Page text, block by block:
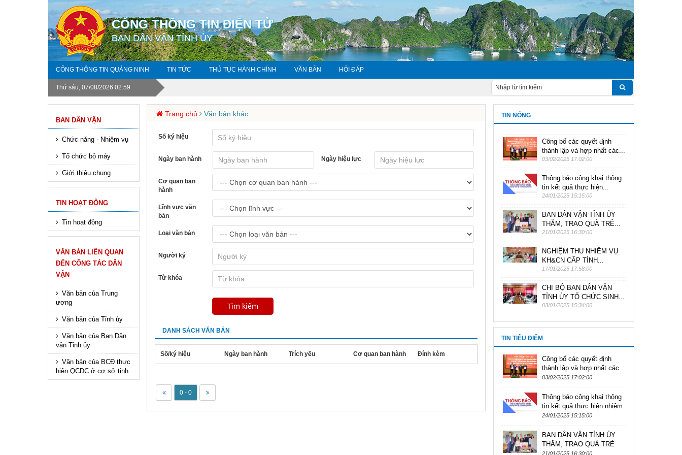
CỔNG THÔNG TIN ĐIỆN TỬ
BAN DÂN VẬN TỈNH ỦY
CỔNG THÔNG TIN QUẢNG NINH TIN TỨC THỦ TỤC HÀNH CHÍNH VĂN BẢN HỎI ĐÁP
Thứ sáu, 07/08/2026 02:59
BAN DÂN VẬN
Chức năng - Nhiệm vụ
Tổ chức bộ máy
Giới thiệu chung
TIN HOẠT ĐỘNG
Tin hoạt động
VĂN BẢN LIÊN QUAN
ĐẾN CÔNG TÁC DÂN
VẬN
Văn bản của Trung
ương
Văn bản của Tỉnh ủy
Văn bản của Ban Dân
vận Tỉnh ủy
Văn bản của BCĐ thực
hiện QCDC ở cơ sở tỉnh
Trang chủ Văn bản khác
Số ký hiệu
Ngày ban hành Ngày hiệu lực
Cơ quan ban
hành
Lĩnh vực văn
bản
Loại văn bản
Người ký
Từ khóa
DANH SÁCH VĂN BẢN
Số/ký hiệu Ngày ban hành Trích yếu Cơ quan ban hành Đính kèm
0 - 0
TIN NÓNG
Công bố các quyết định
thành lập và hợp nhất các...
03/02/2025 17:02:00
Thông báo công khai thông
tin kết quả thực hiện...
24/01/2025 15:15:00
BAN DÂN VẬN TỈNH ỦY
THĂM, TRAO QUÀ TRẺ...
21/01/2025 16:30:00
NGHIỆM THU NHIỆM VỤ
KH&CN CẤP TỈNH...
17/01/2025 17:58:00
CHI BỘ BAN DÂN VẬN
TỈNH ỦY TỔ CHỨC SINH...
03/01/2025 15:34:00
TIN TIÊU ĐIỂM
Công bố các quyết định
thành lập và hợp nhất các
Đảng bộ, cơ quan trực
03/02/2025 17:02:00
Thông báo công khai thông
tin kết quả thực hiện nhiệm
vụ khoa học và công nghệ
24/01/2025 15:15:00
BAN DÂN VẬN TỈNH ỦY
THĂM, TRAO QUÀ TRẺ
EM KHÓ KHĂN NHÂN DỊP
21/01/2025 16:30:00